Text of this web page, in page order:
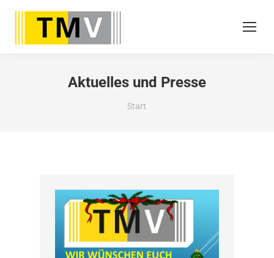
Aktuelles und Presse
Sie befinden sich hier:
Start